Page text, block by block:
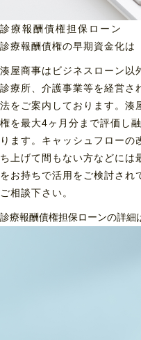
診療報酬債権担保ローン
診療報酬債権の早期資金化は
湊屋商事はビジネスローン以
診療所、介護事業等を経営さ
法をご案内しております。湊
権を最大4ヶ月分まで評価し
ります。キャッシュフローの
ち上げて間もない方などには
をお持ちで活用をご検討され
ご相談下さい。
診療報酬債権担保ローンの詳細